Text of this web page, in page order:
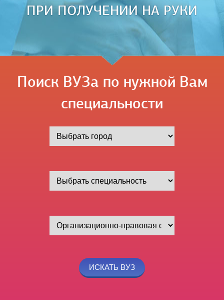
ПРИ ПОЛУЧЕНИИ НА РУКИ
Поиск ВУЗа по нужной Вам
специальности